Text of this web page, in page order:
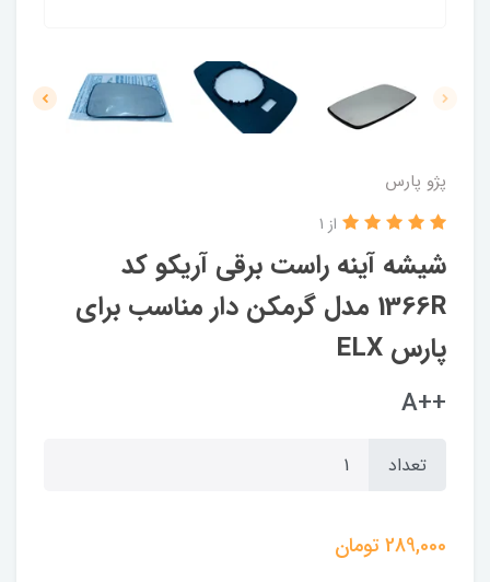
پژو پارس
شیشه آینه راست برقی آریکو کد
1366R مدل گرمکن دار مناسب برای
پارس ELX
از 1
++A
تعداد
289,000تومان